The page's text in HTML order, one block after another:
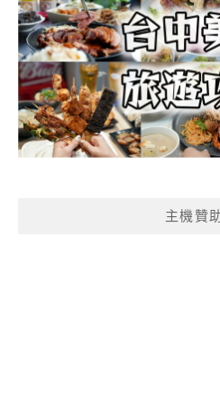
主機贊